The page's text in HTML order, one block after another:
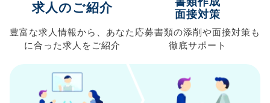
求人のご紹介
豊富な求人情報から、 あなた
に合った求人を ご紹介
面接対策
応募書類の添削や面接対策も
徹底サポート